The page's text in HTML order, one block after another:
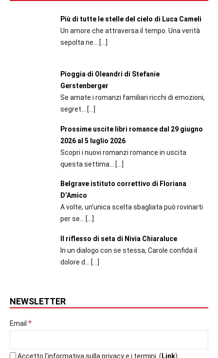
Più di tutte le stelle del cielo di Luca Cameli
Un amore che attraversa il tempo. Una verità
sepolta ne... […]
Pioggia di Oleandri di Stefanie
Gerstenberger
Se amate i romanzi familiari ricchi di emozioni,
segret...
[…]
Prossime uscite libri romance dal 29 giugno
2026 al 5 luglio 2026
Scopri i nuovi romanzi romance in uscita
questa settima...
[…]
Belgrave istituto correttivo di Floriana
D’Amico
A volte, un’unica scelta sbagliata può rovinarti
per se... […]
Il riflesso di seta di Nivia Chiaraluce
In un dialogo con se stessa, Carole confida il
dolore d...
[…]
NEWSLETTER
Email *
Accetto l'informativa sulla privacy e i termini. ( Link)